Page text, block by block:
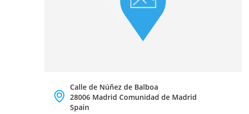
Calle de Núñez de Balboa
28006 Madrid Comunidad de Madrid
Spain